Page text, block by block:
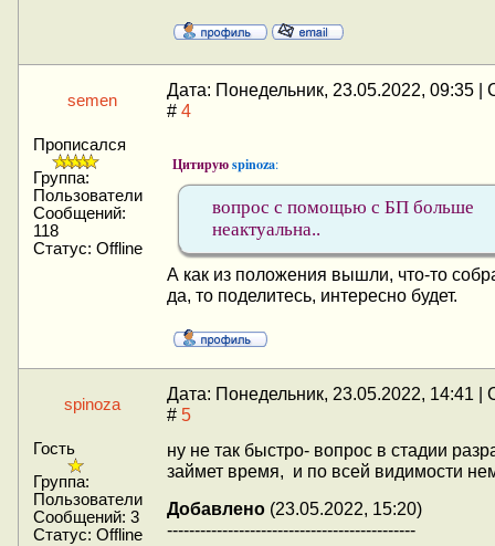
semen
Дата: Понедельник, 23.05.2022, 09:35
# 4
Прописался
Группа:
Пользователи
Сообщений:
118
Статус: Offline
Цитируюspinoza:
вопрос с помощью с БП больше
неактуальна..
А как из положения вышли, что-то
да, то поделитесь, интересно будет.
spinoza
Дата: Понедельник, 23.05.2022, 14:41
# 5
Гость
Группа:
Пользователи
Сообщений: 3
Статус: Offline
ну не так быстро- вопрос в стадии
займет время, и по всей видимости
Добавлено (23.05.2022, 15:20)
---------------------------------------------